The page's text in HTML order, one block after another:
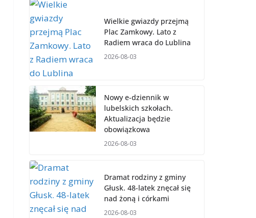
Wielkie gwiazdy przejmą
Plac Zamkowy. Lato z
Radiem wraca do Lublina
2026-08-03
Nowy e-dziennik w
lubelskich szkołach.
Aktualizacja będzie
obowiązkowa
2026-08-03
Dramat rodziny z gminy
Głusk. 48-latek znęcał się
nad żoną i córkami
2026-08-03